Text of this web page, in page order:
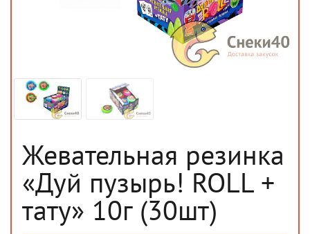
Жевательная резинка
«Дуй пузырь! ROLL +
тату» 10г (30шт)